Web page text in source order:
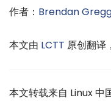
作者： Brendan
本文由 LCTT 原创翻译，
本文转载来自 Linux 中